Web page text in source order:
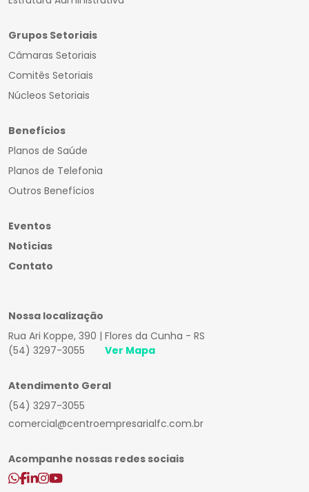
Grupos Setoriais
Câmaras Setoriais
Comitês Setoriais
Núcleos Setoriais
Benefícios
Planos de Saúde
Planos de Telefonia
Outros Benefícios
Eventos
Notícias
Contato
Nossa localização
Rua Ari Koppe, 390 | Flores da Cunha - RS
(54) 3297-3055
Ver Mapa
Atendimento Geral
(54) 3297-3055
comercial@centroempresarialfc.com.br
Acompanhe nossas redes sociais